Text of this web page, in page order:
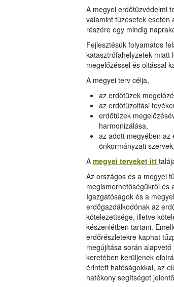
A megyei erdőtűzvédelmi
valamint tűzesetek esetén
részére egy mindig
Fejlesztésük folyamatos
katasztrófahelyzetek miatt
megelőzéssel és oltással
A megyei terv célja,
az erdőtüzek
az erdőtűzoltási
erdőtüzek
harmonizálása,
az adott megyében az
önkormányzati
A megyei terveket itt
Az országos és a megyei
megismerhetőségükről és
Igazgatóságok és a
erdőgazdálkodónak az
kötelezettsége, illetve
készenlétben tartani.
erdőrészletekre kaphat
megújítása során
keretében kerüljenek
érintett hatóságokkal, az
hatékony segítséget